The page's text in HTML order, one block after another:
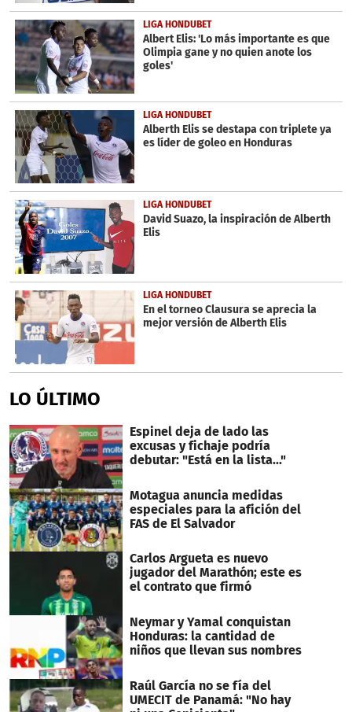
LIGA HONDUBET
Albert Elis: 'Lo más importante es que
Olimpia gane y no quien anote los
goles'
LIGA HONDUBET
Alberth Elis se destapa con triplete ya
es líder de goleo en Honduras
LIGA HONDUBET
David Suazo, la inspiración de Alberth
Elis
LIGA HONDUBET
En el torneo Clausura se aprecia la
mejor versión de Alberth Elis
LO ÚLTIMO
Espinel deja de lado las
excusas y fichaje podría
debutar: "Está en la lista..."
Motagua anuncia medidas
especiales para la afición del
FAS de El Salvador
Carlos Argueta es nuevo
jugador del Marathón; este es
el contrato que firmó
Neymar y Yamal conquistan
Honduras: la cantidad de
niños que llevan sus nombres
Raúl García no se fía del
UMECIT de Panamá: "No hay